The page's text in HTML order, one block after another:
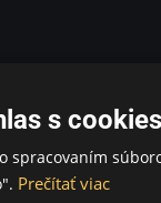
s
spracovaním
Prečítať viac